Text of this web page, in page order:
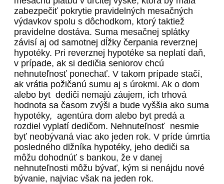
zabezpečiť pokrytie pravidelných mesačných
výdavkov spolu s dôchodkom, ktorý taktiež
pravidelne dostáva. Suma mesačnej splátky
závisí aj od samotnej dĺžky čerpania reverznej
hypotéky. Pri reverznej hypotéke sa neplatí daň,
v prípade, ak si dedičia seniorov chcú
nehnuteľnosť ponechať. V takom prípade stačí,
ak vrátia požičanú sumu aj s úrokmi. Ak o dom
alebo byt dediči nemajú záujem, ich trhová
hodnota sa časom zvýši a bude vyššia ako suma
hypotéky, agentúra dom alebo byt predá a
rozdiel vyplatí dedičom. Nehnuteľnosť nesmie
byť neobývaná viac ako jeden rok. V príde úmrtia
posledného dlžníka hypotéky, jeho dediči sa
môžu dohodnúť s bankou, že v danej
nehnuteľnosti môžu bývať, kým si nenájdu nové
bývanie, najviac však na jeden rok.